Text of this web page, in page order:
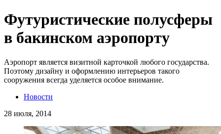
Футуристические полусферы
в бакинском аэропорту
Аэропорт является визитной карточкой любого государства.
Поэтому дизайну и оформлению интерьеров такого
сооружения всегда уделяется особое внимание.
Новости
28 июля, 2014